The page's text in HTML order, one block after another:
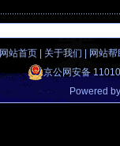
网站首页
关于我们
网站帮
京公网安备
Powered